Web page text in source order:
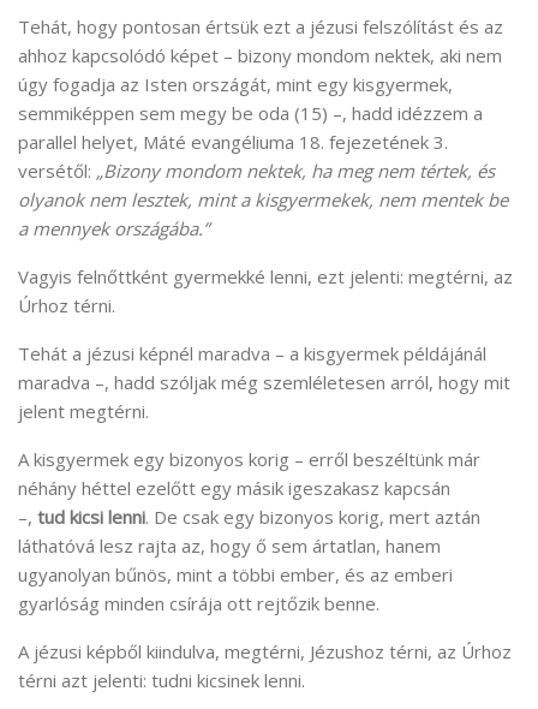
Tehát, hogy pontosan értsük ezt a jézusi felszólítást és az
ahhoz kapcsolódó képet – bizony mondom nektek, aki nem
úgy fogadja az Isten országát, mint egy kisgyermek,
semmiképpen sem megy be oda (15) –, hadd idézzem a
parallel helyet, Máté evangéliuma 18. fejezetének 3.
versétől: „Bizony mondom nektek, ha meg nem tértek, és
olyanok nem lesztek, mint a kisgyermekek, nem mentek be
a mennyek országába.”
Vagyis felnőttként gyermekké lenni, ezt jelenti: megtérni, az
Úrhoz térni.
Tehát a jézusi képnél maradva – a kisgyermek példájánál
maradva –, hadd szóljak még szemléletesen arról, hogy mit
jelent megtérni.
A kisgyermek egy bizonyos korig – erről beszéltünk már
néhány héttel ezelőtt egy másik igeszakasz kapcsán
–, tud kicsi lenni. De csak egy bizonyos korig, mert aztán
láthatóvá lesz rajta az, hogy ő sem ártatlan, hanem
ugyanolyan bűnös, mint a többi ember, és az emberi
gyarlóság minden csírája ott rejtőzik benne.
A jézusi képből kiindulva, megtérni, Jézushoz térni, az Úrhoz
térni azt jelenti: tudni kicsinek lenni.